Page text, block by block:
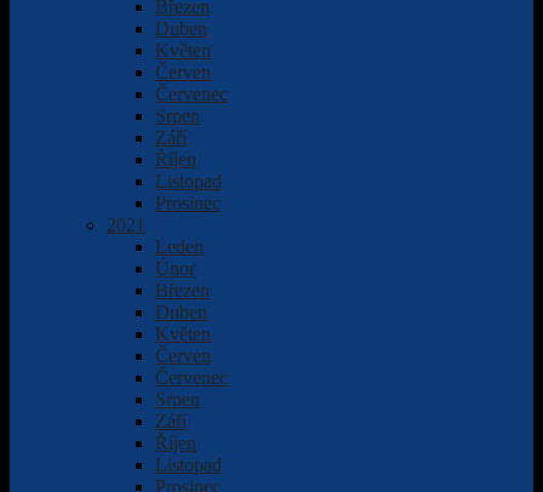
Březen
Duben
Květen
Červen
Červenec
Srpen
Září
Říjen
Listopad
Prosinec
2021
Leden
Únor
Březen
Duben
Květen
Červen
Červenec
Srpen
Září
Říjen
Listopad
Prosinec